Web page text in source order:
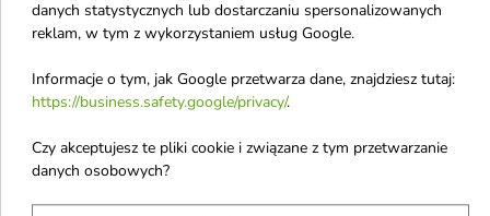

favorite_border

danych statystycznych lub dostarczaniu spersonalizowanych
reklam, w tym z wykorzystaniem usług Google.
Informacje o tym, jak Google przetwarza dane, znajdziesz tutaj:
https://business.safety.google/privacy/.
Czy akceptujesz te pliki cookie i związane z tym przetwarzanie
danych osobowych?